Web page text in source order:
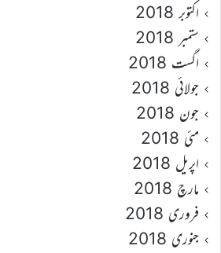
اکتوبر 2018
ستمبر 2018
اگست 2018
جولائی 2018
جون 2018
مئی 2018
اپریل 2018
مارچ 2018
فروری 2018
جنوری 2018